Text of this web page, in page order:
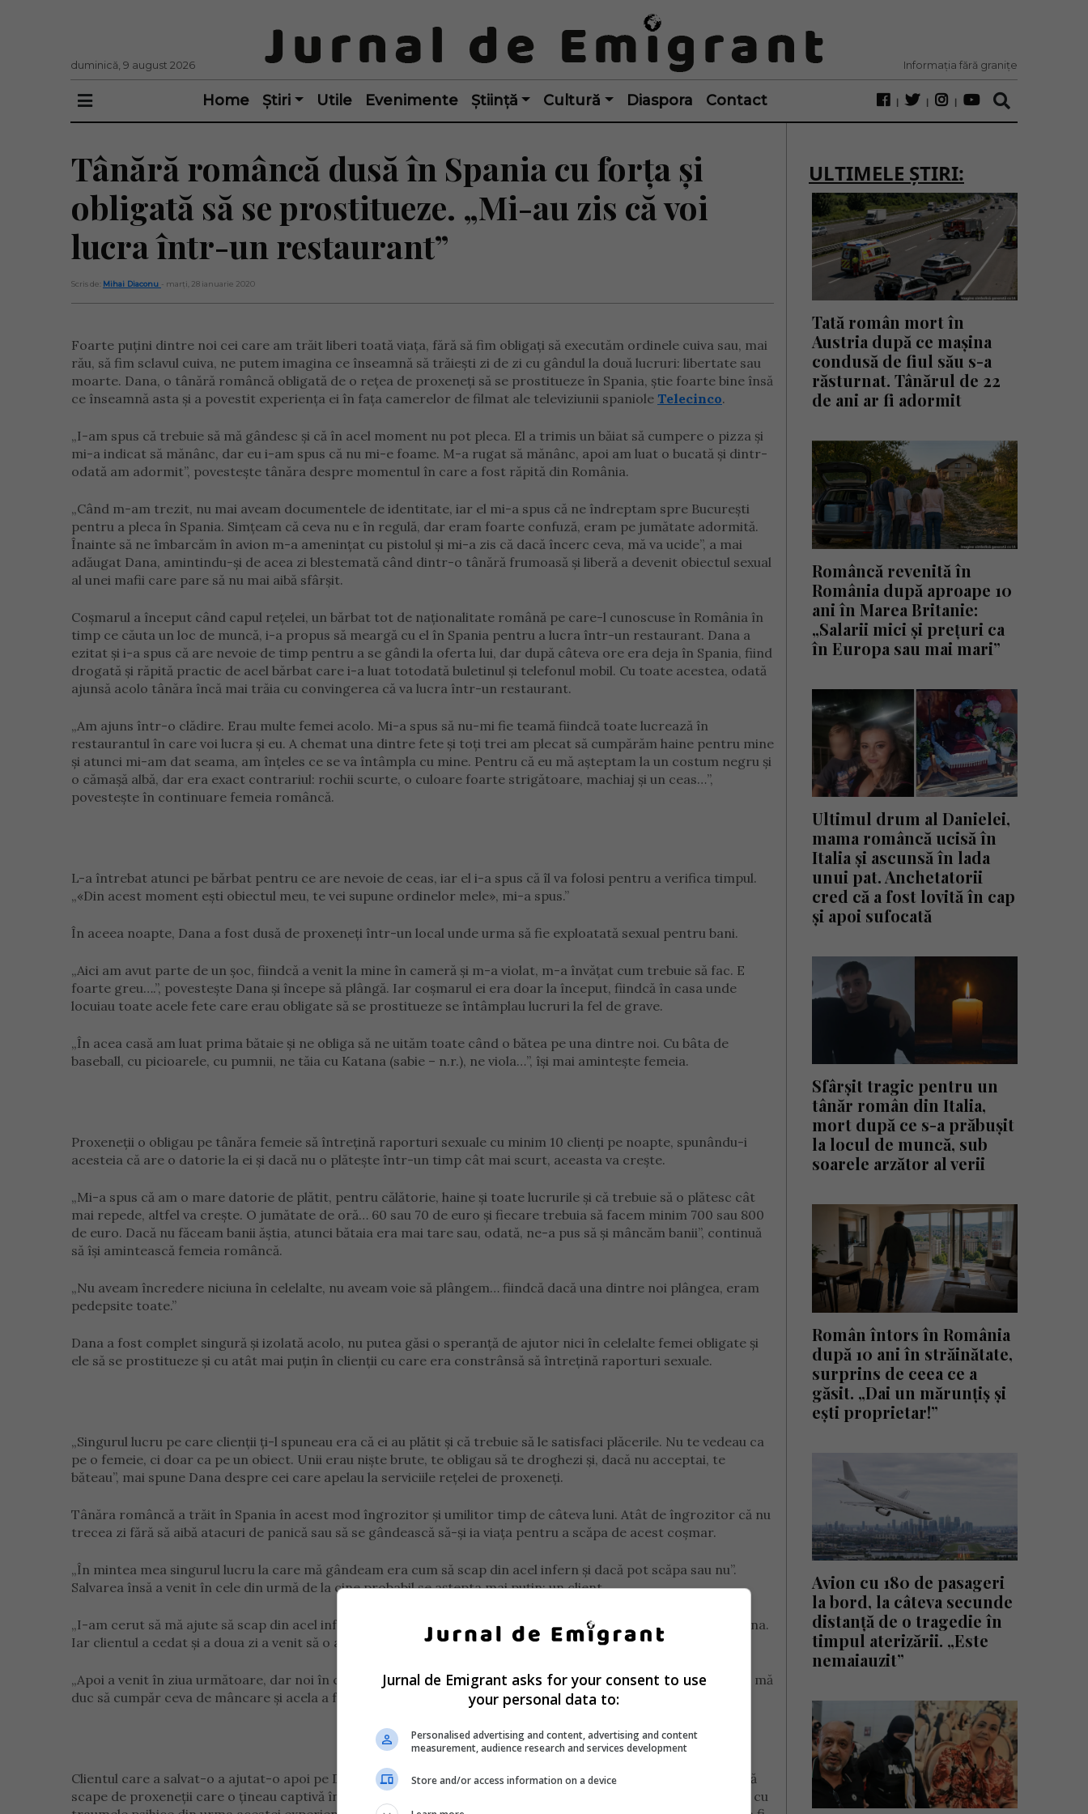
duminică, 9 august 2026 Informația fără granițe
Home Știri Utile Evenimente Știință Cultură Diaspora Contact
Tânără româncă dusă în Spania cu forța și
obligată să se prostitueze. „Mi-au zis că voi
lucra într-un restaurant”
Scris de: Mihai Diaconu - marți, 28 ianuarie 2020
Foarte puțini dintre noi cei care am trăit liberi toată viața, fără să fim obligați să executăm ordinele cuiva sau, mai
rău, să fim sclavul cuiva, ne putem imagina ce înseamnă să trăiești zi de zi cu gândul la două lucruri: libertate sau
moarte. Dana, o tânără româncă obligată de o rețea de proxeneți să se prostitueze în Spania, știe foarte bine însă
ce înseamnă asta și a povestit experiența ei în fața camerelor de filmat ale televiziunii spaniole Telecinco.
„I-am spus că trebuie să mă gândesc și că în acel moment nu pot pleca. El a trimis un băiat să cumpere o pizza și
mi-a indicat să mănânc, dar eu i-am spus că nu mi-e foame. M-a rugat să mănânc, apoi am luat o bucată și dintr-
odată am adormit”, povestește tânăra despre momentul în care a fost răpită din România.
„Când m-am trezit, nu mai aveam documentele de identitate, iar el mi-a spus că ne îndreptam spre București
pentru a pleca în Spania. Simțeam că ceva nu e în regulă, dar eram foarte confuză, eram pe jumătate adormită.
Înainte să ne îmbarcăm în avion m-a amenințat cu pistolul și mi-a zis că dacă încerc ceva, mă va ucide”, a mai
adăugat Dana, amintindu-și de acea zi blestemată când dintr-o tânără frumoasă și liberă a devenit obiectul sexual
al unei mafii care pare să nu mai aibă sfârșit.
Coșmarul a început când capul rețelei, un bărbat tot de naționalitate română pe care-l cunoscuse în România în
timp ce căuta un loc de muncă, i-a propus să meargă cu el în Spania pentru a lucra într-un restaurant. Dana a
ezitat și i-a spus că are nevoie de timp pentru a se gândi la oferta lui, dar după câteva ore era deja în Spania, fiind
drogată și răpită practic de acel bărbat care i-a luat totodată buletinul și telefonul mobil. Cu toate acestea, odată
ajunsă acolo tânăra încă mai trăia cu convingerea că va lucra într-un restaurant.
„Am ajuns într-o clădire. Erau multe femei acolo. Mi-a spus să nu-mi fie teamă fiindcă toate lucrează în
restaurantul în care voi lucra și eu. A chemat una dintre fete și toți trei am plecat să cumpărăm haine pentru mine
și atunci mi-am dat seama, am înțeles ce se va întâmpla cu mine. Pentru că eu mă așteptam la un costum negru și
o cămașă albă, dar era exact contrariul: rochii scurte, o culoare foarte strigătoare, machiaj și un ceas…”,
povestește în continuare femeia româncă.
L-a întrebat atunci pe bărbat pentru ce are nevoie de ceas, iar el i-a spus că îl va folosi pentru a verifica timpul.
„«Din acest moment ești obiectul meu, te vei supune ordinelor mele», mi-a spus.”
În aceea noapte, Dana a fost dusă de proxeneți într-un local unde urma să fie exploatată sexual pentru bani.
„Aici am avut parte de un șoc, fiindcă a venit la mine în cameră și m-a violat, m-a învățat cum trebuie să fac. E
foarte greu….”, povestește Dana și începe să plângă. Iar coșmarul ei era doar la început, fiindcă în casa unde
locuiau toate acele fete care erau obligate să se prostitueze se întâmplau lucruri la fel de grave.
„În acea casă am luat prima bătaie și ne obliga să ne uităm toate când o bătea pe una dintre noi. Cu bâta de
baseball, cu picioarele, cu pumnii, ne tăia cu Katana (sabie – n.r.), ne viola…”, își mai amintește femeia.
Proxeneții o obligau pe tânăra femeie să întrețină raporturi sexuale cu minim 10 clienți pe noapte, spunându-i
acesteia că are o datorie la ei și dacă nu o plătește într-un timp cât mai scurt, aceasta va crește.
„Mi-a spus că am o mare datorie de plătit, pentru călătorie, haine și toate lucrurile și că trebuie să o plătesc cât
mai repede, altfel va crește. O jumătate de oră… 60 sau 70 de euro și fiecare trebuia să facem minim 700 sau 800
de euro. Dacă nu făceam banii ăștia, atunci bătaia era mai tare sau, odată, ne-a pus să și mâncăm banii”, continuă
să își amintească femeia româncă.
„Nu aveam încredere niciuna în celelalte, nu aveam voie să plângem… fiindcă dacă una dintre noi plângea, eram
pedepsite toate.”
Dana a fost complet singură și izolată acolo, nu putea găsi o speranță de ajutor nici în celelalte femei obligate și
ele să se prostitueze și cu atât mai puțin în clienții cu care era constrânsă să întrețină raporturi sexuale.
„Singurul lucru pe care clienții ți-l spuneau era că ei au plătit și că trebuie să le satisfaci plăcerile. Nu te vedeau ca
pe o femeie, ci doar ca pe un obiect. Unii erau niște brute, te obligau să te droghezi și, dacă nu acceptai, te
băteau”, mai spune Dana despre cei care apelau la serviciile rețelei de proxeneți.
Tânăra româncă a trăit în Spania în acest mod îngrozitor și umilitor timp de câteva luni. Atât de îngrozitor că nu
trecea zi fără să aibă atacuri de panică sau să se gândească să-și ia viața pentru a scăpa de acest coșmar.
„În mintea mea singurul lucru la care mă gândeam era cum să scap din acel infern și dacă pot scăpa sau nu”.
Salvarea însă a venit în cele din urmă de la cine probabil se aștepta mai puțin: un client.
„I-am cerut să mă ajute să scap din acel infern și că dacă nu mă ajută, mă arunc de la etajul doi”, povestește Dana.
Iar clientul a cedat și a doua zi a venit să o ajute.
„Apoi a venit în ziua următoare, dar noi în club eram urmărite, bineînțeles. I-am spus fetei care era cu mine că mă
duc să cumpăr ceva de mâncare și acela a fost momentul în care am fugit”, își mai amintește femeia.
Clientul care a salvat-o a ajutat-o apoi pe Dana să facă toată demersurile pentru a se întoarce în România și să
scape de proxeneții care o țineau captivă în Spania, dar a rămas și va rămâne foarte mult timp de acum încolo cu
ULTIMELE ȘTIRI:
Tată român mort în
Austria după ce mașina
condusă de fiul său s-a
răsturnat. Tânărul de 22
de ani ar fi adormit
Româncă revenită în
România după aproape 10
ani în Marea Britanie:
„Salarii mici și prețuri ca
în Europa sau mai mari”
Ultimul drum al Danielei,
mama româncă ucisă în
Italia și ascunsă în lada
unui pat. Anchetatorii
cred că a fost lovită în cap
și apoi sufocată
Sfârșit tragic pentru un
tânăr român din Italia,
mort după ce s-a prăbușit
la locul de muncă, sub
soarele arzător al verii
Român întors în România
după 10 ani în străinătate,
surprins de ceea ce a
găsit. „Dai un mărunțiș și
ești proprietar!”
Avion cu 180 de pasageri
la bord, la câteva secunde
distanță de o tragedie în
timpul aterizării. „Este
nemaiauzit”
Jurnal de Emigrant asks for your consent to use
your personal data to:
Personalised advertising and content, advertising and content
measurement, audience research and services development
Store and/or access information on a device